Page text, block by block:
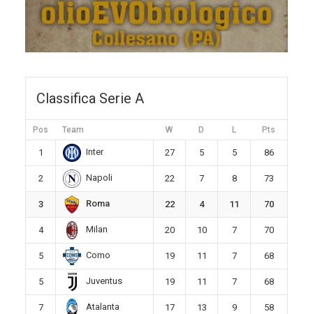
Classifica Serie A
Pos Team W D L Pts
1 Inter 27 5 5 86
2 Napoli 22 7 8 73
3 Roma 22 4 11 70
4 Milan 20 10 7 70
5 Como 19 11 7 68
5 Juventus 19 11 7 68
7 Atalanta 17 13 9 58